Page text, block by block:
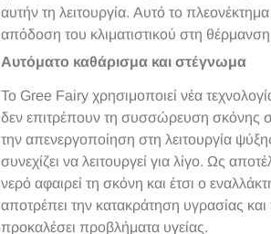
αυτήν τη λειτουργία. Αυτό το πλεονέκτημα
απόδοση του κλιματιστικού στη
Αυτόματο καθάρισμα και στέγνωμα
Το Gree Fairy χρησιμοποιεί νέα
δεν επιτρέπουν τη συσσώρευση σκόνης
την απενεργοποίηση στη λειτουργία
συνεχίζει να λειτουργεί για λίγο. Ως
νερό αφαιρεί τη σκόνη και έτσι ο
αποτρέπει την κατακράτηση υγρασίας
προκαλέσει προβλήματα υγείας.